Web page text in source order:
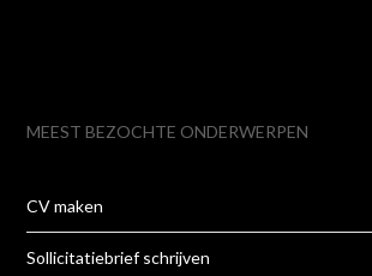
MEEST BEZOCHTE ONDERWERPEN
CV maken
Sollicitatiebrief schrijven